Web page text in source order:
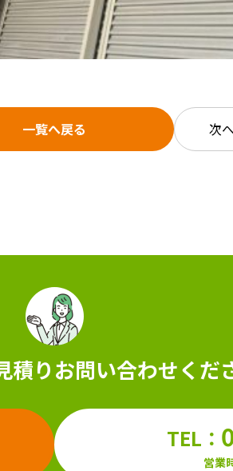
一覧へ戻る 次
積りお問い合わせくだ
TEL：
営業